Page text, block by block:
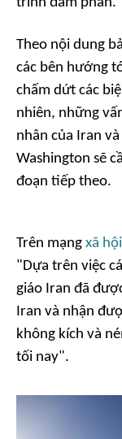
Theo nội dung
các bên hướng
chấm dứt các
nhiên, những
nhân của Iran
Washington sẽ
đoạn tiếp theo.
Trên mạng xã hội
"Dựa trên việc
giáo Iran đã
Iran và nhận
không kích và
tối nay".